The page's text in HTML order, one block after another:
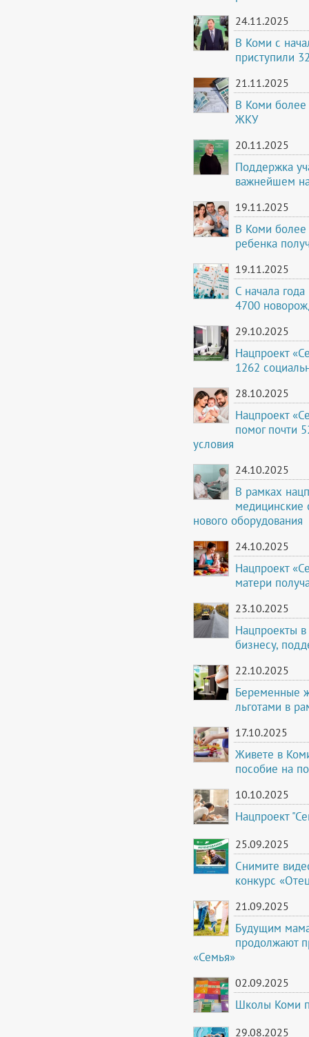
24.11.2025
В Коми с
приступили
21.11.2025
В Коми более
ЖКУ
20.11.2025
Поддержка
важнейшем
19.11.2025
В Коми более
ребенка
19.11.2025
С начала
4700
29.10.2025
Нацпроект
1262
28.10.2025
Нацпроект
помог почти
условия
24.10.2025
В рамках
медицинские
нового оборудования
24.10.2025
Нацпроект
матери
23.10.2025
Нацпроекты
бизнесу,
22.10.2025
Беременные
льготами в
17.10.2025
Живете в
пособие на
10.10.2025
Нацпроект
25.09.2025
Снимите
конкурс
21.09.2025
Будущим
продолжают
«Семья»
02.09.2025
Школы Коми
29.08.2025